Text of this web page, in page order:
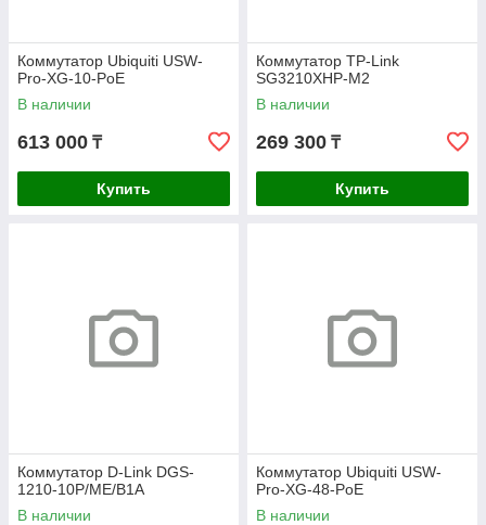
Коммутатор Ubiquiti USW-
Pro-XG-10-PoE
В наличии
613 000 ₸
Купить
Коммутатор TP-Link
SG3210XHP-M2
В наличии
269 300 ₸
Купить
Коммутатор D-Link DGS-
1210-10P/ME/B1A
В наличии
Коммутатор Ubiquiti USW-
Pro-XG-48-PoE
В наличии